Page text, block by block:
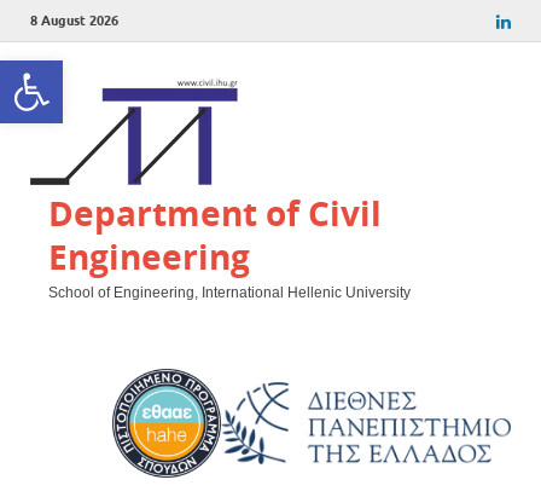
Open toolbar
8 August 2026
Department of Civil
Engineering
School of Engineering, International Hellenic University